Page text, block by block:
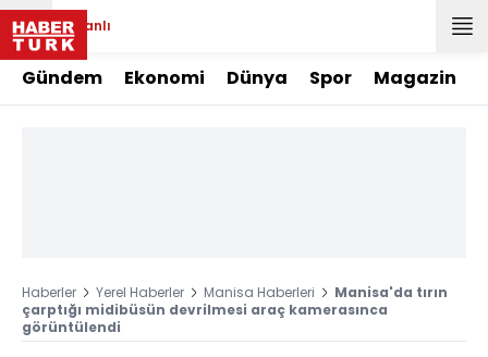
Canlı
Gündem Ekonomi Dünya Spor Magazin
Haberler Yerel Haberler Manisa Haberleri
Manisa'da tırın
çarptığı midibüsün devrilmesi araç kamerasınca
görüntülendi